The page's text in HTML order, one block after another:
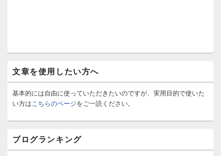
文章を使用したい方へ
基本的には自由に使っていただきたいのですが、実用目的で使いた
い方はこちらのページをご一読ください。
ブログランキング